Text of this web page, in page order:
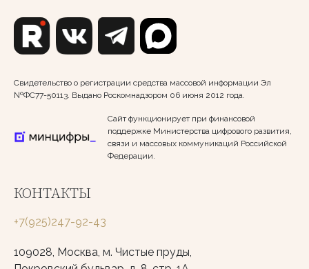
Свидетельство о регистрации средства массовой информации Эл
№ФС77-50113. Выдано Роскомнадзором 06 июня 2012 года.
Сайт функционирует при финансовой
поддержке Министерства цифрового развития,
связи и массовых коммуникаций Российской
Федерации.
КОНТАКТЫ
+7(925)247-92-43
109028, Москва, м. Чистые пруды,